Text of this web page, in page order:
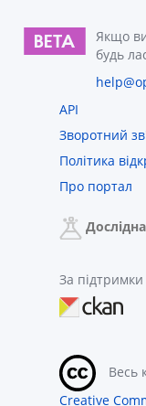
Якщо
будь
API
Зворотний
Політика
Про портал
За підтримки
Весь
Creative